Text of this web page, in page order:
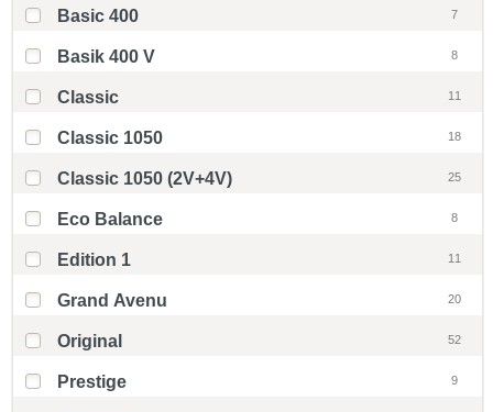
Basic 400 7
Basik 400 V 8
Classic 11
Classic 1050 18
Classic 1050 (2V+4V) 25
Eco Balance 8
Edition 1 11
Grand Avenu 20
Original 52
Prestige 9